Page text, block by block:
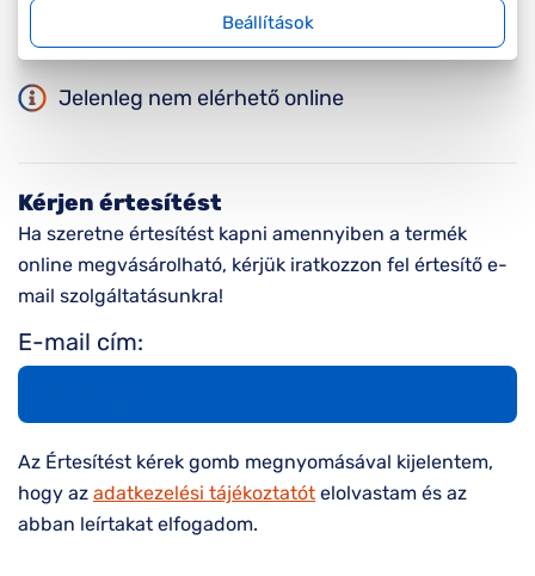
Jelenleg nem elérhető online
Kérjen értesítést
Ha szeretne értesítést kapni amennyiben a termék
online megvásárolható, kérjük iratkozzon fel értesítő e-
mail szolgáltatásunkra!
E-mail cím:
Az Értesítést kérek gomb megnyomásával kijelentem,
hogy az adatkezelési tájékoztatót elolvastam és az
abban leírtakat elfogadom.
Beállítások